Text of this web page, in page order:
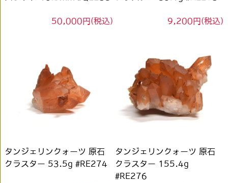
50,000円(税込) 9,200円(税込)
タンジェリンクォーツ 原石
クラスター 53.5g #RE274
タンジェリンクォーツ 原石
クラスター 155.4g
#RE276